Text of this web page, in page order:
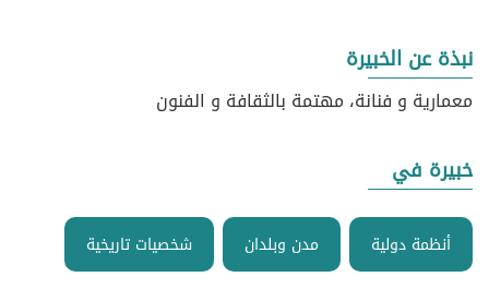
نبذة عن الخبيرة
معمارية و فنانة، مهتمة بالثقافة و الفنون
خبيرة في
أنظمة دولية مدن وبلدان شخصيات تاريخية